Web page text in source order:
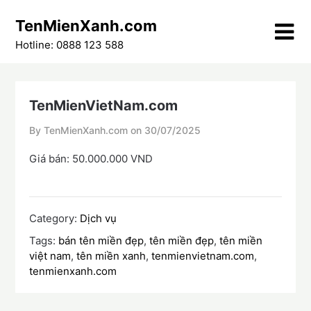
content
TenMienXanh.com
Hotline: 0888 123 588
TenMienVietNam.com
By TenMienXanh.com on 30/07/2025
Giá bán: 50.000.000 VND
Category: Dịch vụ
Tags: bán tên miền đẹp,tên miền đẹp,tên miền
việt nam,tên miền xanh,tenmienvietnam.com,
tenmienxanh.com